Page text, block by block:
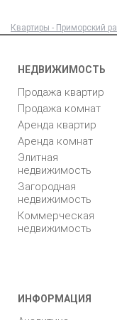
Квартиры - Приморский
НЕДВИЖИМОСТЬ
Продажа квартир
Продажа комнат
Аренда квартир
Аренда комнат
Элитная
недвижимость
Загородная
недвижимость
Коммерческая
недвижимость
ИНФОРМАЦИЯ